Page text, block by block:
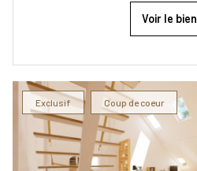
Voir le bien
Exclusif Coup de coeur